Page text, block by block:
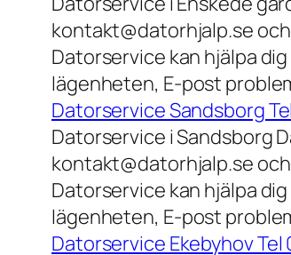
kontakt@datorhjalp.se
Datorservice kan hjälpa
lägenheten, E-post
Datorservice Sandsborg
Datorservice i Sandsborg
kontakt@datorhjalp.se
Datorservice kan hjälpa
lägenheten, E-post
Datorservice Ekebyhov Tel